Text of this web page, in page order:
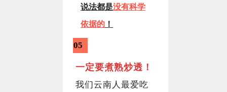
说法都是没有科学
依据的 ！
05
一定要煮熟炒透！
我们云南人最爱吃